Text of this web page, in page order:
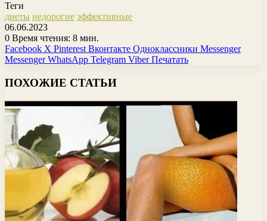
Теги
диеты недорогие эффективные
06.06.2023
0 Время чтения: 8 мин.
Facebook X Pinterest Вконтакте Одноклассники Messenger
Messenger WhatsApp Telegram Viber Печатать
ПОХОЖИЕ СТАТЬИ